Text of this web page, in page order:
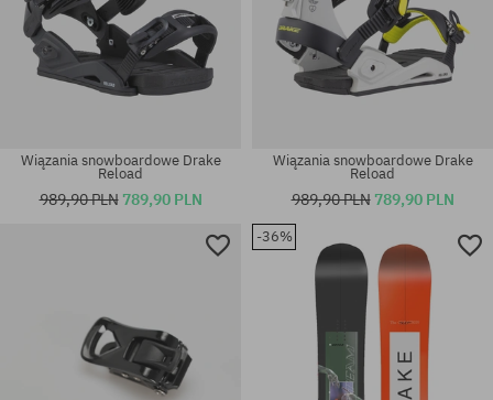
rozmiar uniwersalny
Wiązania snowboardowe Drake
Reload
989,90 PLN 789,90 PLN
Wiązania snowboardowe Drake
Reload
989,90 PLN 789,90 PLN
-36%